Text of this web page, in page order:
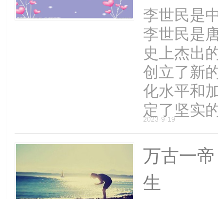
李世民是
李世民是
史上杰出
创立了新
化水平和
定了坚实
2023-9-19
万古一
生